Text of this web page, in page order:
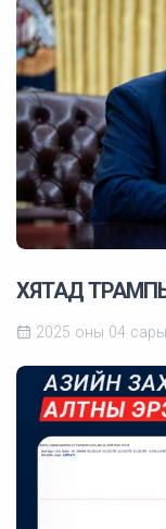
ХЯТАД
2025 оны 04